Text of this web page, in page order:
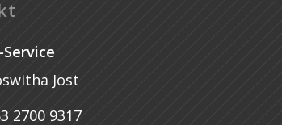
Jost
2700 9317